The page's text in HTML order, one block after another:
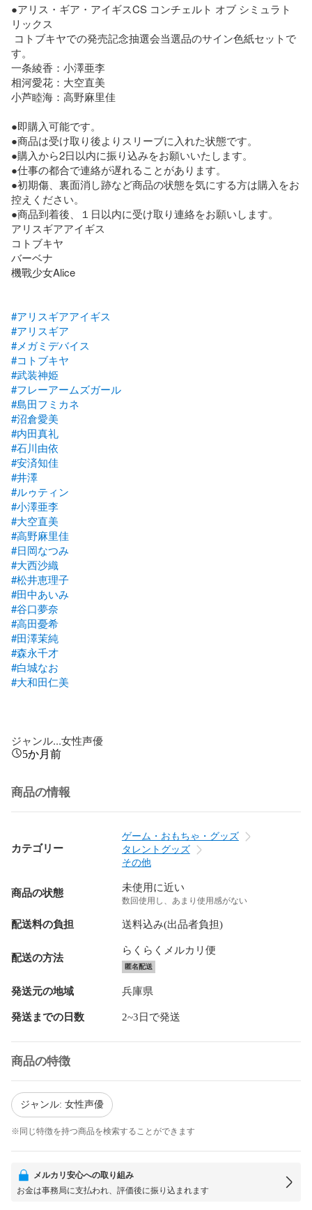
●アリス・ギア・アイギスCS コンチェルト オブ シミュラト
リックス
す。
一条綾香：小澤亜李
相河愛花：大空直美
小芦睦海：高野麻里佳
●即購入可能です。
●商品は受け取り後よりスリーブに入れた状態です。
●購入から2日以内に振り込みをお願いいたします。
●仕事の都合で連絡が遅れることがあります。
●初期傷、裏面消し跡など商品の状態を気にする方は購入をお
控えください。
●商品到着後、１日以内に受け取り連絡をお願いします。
アリスギアアイギス
コトブキヤ
バーベナ
機戰少女Alice
#アリスギアアイギス
#アリスギア
#メガミデバイス
#コトブキヤ
#武装神姫
#フレーアームズガール
#島田フミカネ
#沼倉愛美
#内田真礼
#石川由依
#安済知佳
#井澤
#ルゥティン
#小澤亜李
#大空直美
#高野麻里佳
#日岡なつみ
#大西沙織
#松井恵理子
#田中あいみ
#谷口夢奈
#高田憂希
#田澤茉純
#森永千才
#白城なお
#大和田仁美
ジャンル...女性声優
5か月前
商品の情報
カテゴリー
ゲーム・おもちゃ・グッズ
タレントグッズ
その他
商品の状態 未使用に近い
数回使用し、あまり使用感がない
配送料の負担 送料込み(出品者負担)
配送の方法
らくらくメルカリ便
匿名配送
発送元の地域 兵庫県
発送までの日数 2~3日で発送
商品の特徴
ジャンル: 女性声優
※同じ特徴を持つ商品を検索することができます
メルカリ安心への取り組み
お金は事務局に支払われ、評価後に振り込まれます